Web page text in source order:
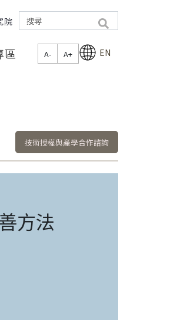
院 search
區 A- A+ EN
技術授權與產學合作諮詢
方法